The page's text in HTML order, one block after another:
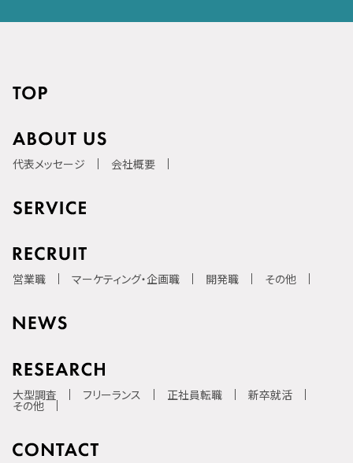
代表メッセージ 会社概要
営業職 マーケティング・企画職 開発職 その他
大型調査 フリーランス 正社員転職 新卒就活
その他